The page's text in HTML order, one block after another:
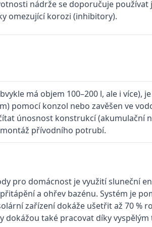
nádrže se doporučuje
omezující korozi (inhibitory).
má objem 100–200 l, ale i
pomocí konzol nebo zavěšen ve
únosnost konstrukcí (akumulační
přívodního potrubí.
pro domácnost je využití sluneční
a ohřev bazénu. Systém je
zařízení dokáže ušetřit až 70 %
také pracovat díky